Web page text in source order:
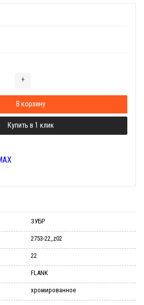
+
В корзину
Купить в 1 клик
ЗУБР
2753-22_z02
22
FLANK
хромированное